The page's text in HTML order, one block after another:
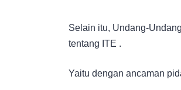
Selain itu, Undang-
tentang ITE .
Yaitu dengan ancaman